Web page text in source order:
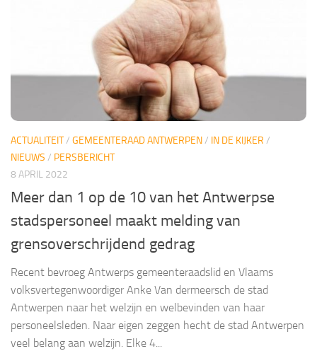
ACTUALITEIT/ GEMEENTERAAD ANTWERPEN/ IN DE KIJKER /
NIEUWS / PERSBERICHT
8 APRIL 2022
Meer dan 1 op de 10 van het Antwerpse
stadspersoneel maakt melding van
grensoverschrijdend gedrag
Recent bevroeg Antwerps gemeenteraadslid en Vlaams
volksvertegenwoordiger Anke Van dermeersch de stad
Antwerpen naar het welzijn en welbevinden van haar
personeelsleden. Naar eigen zeggen hecht de stad Antwerpen
veel belang aan welzijn. Elke 4...